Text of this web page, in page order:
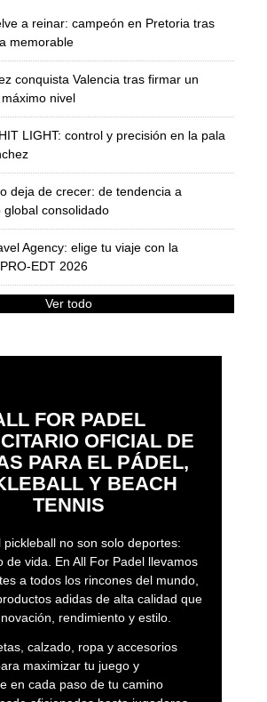
a reinar: campeón en Pretoria tras
memorable
conquista Valencia tras firmar un
nivel
LIGHT: control y precisión en la pala
deja de crecer: de tendencia a
global consolidado
Agency: elige tu viaje con la
EDT 2026
Ver todo
FOR PADEL
OFICIAL DE
PARA EL PÁDEL,
Y BEACH
TENNIS
pickleball no son solo deportes:
de vida. En All For Padel llevamos
a todos los rincones del mundo,
adidas de alta calidad que
rendimiento y estilo.
calzado, ropa y accesorios
maximizar tu juego y
en cada paso de tu camino